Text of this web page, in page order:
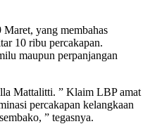
yang membahas
10 ribu percakapan.
maupun perpanjangan
Mattalitti. ” Klaim LBP amat
percakapan kelangkaan
” tegasnya.